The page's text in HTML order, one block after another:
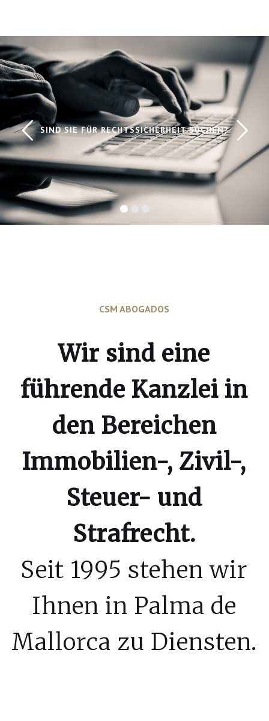
SIND SIE FÜR RECHTSSICHERHEIT SUCHEN?
CSM ABOGADOS
Wir sind eine
führende Kanzlei in
den Bereichen
Immobilien-, Zivil-,
Steuer- und
Strafrecht.
Seit 1995 stehen wir
Ihnen in Palma de
Mallorca zu Diensten.